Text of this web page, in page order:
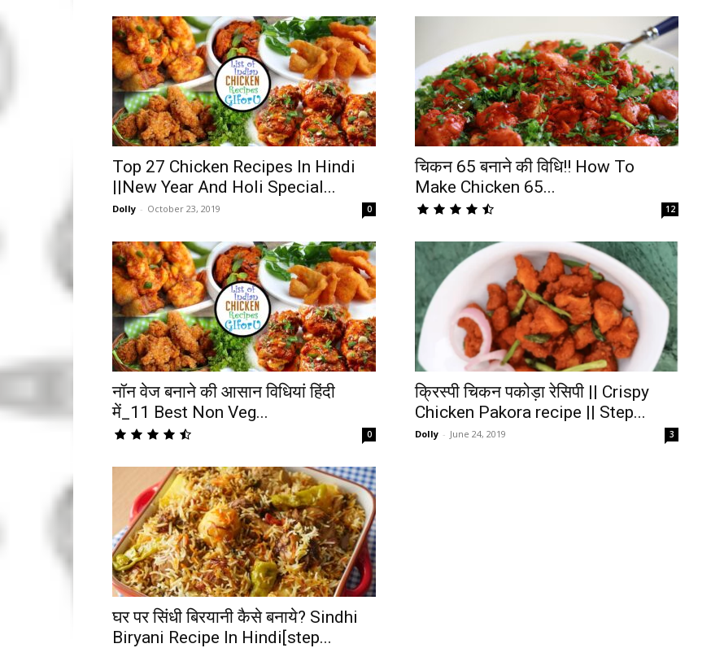
Top 27 Chicken Recipes In Hindi
||New Year And Holi Special...
Dolly - October 23, 2019 0
चिकन 65 बनाने की विधि!! How To
Make Chicken 65...
12
नॉन वेज बनाने की आसान विधियां हिंदी
में_11 Best Non Veg...
0
क्रिस्पी चिकन पकोड़ा रेसिपी || Crispy
Chicken Pakora recipe || Step...
Dolly - June 24, 2019 3
घर पर सिंधी बिरयानी कैसे बनाये? Sindhi
Biryani Recipe In Hindi[step...